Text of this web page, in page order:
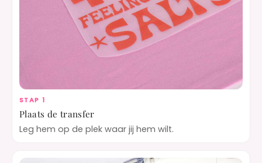
STAP 1
Plaats de transfer
Leg hem op de plek waar jij hem wilt.